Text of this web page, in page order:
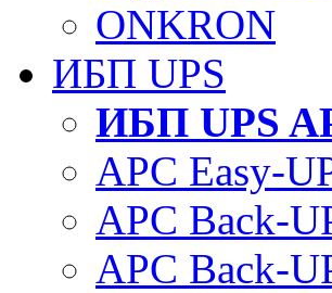
ONKRON
ИБП UPS
ИБП UPS
APC Easy-
APC Back-
APC Back-